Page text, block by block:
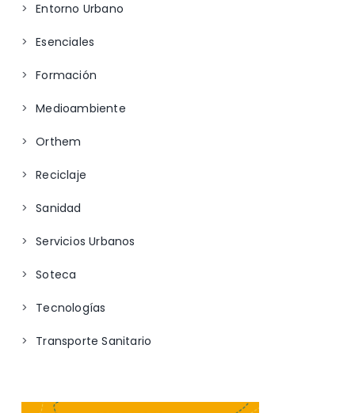
Entorno Urbano
Esenciales
Formación
Medioambiente
Orthem
Reciclaje
Sanidad
Servicios Urbanos
Soteca
Tecnologías
Transporte Sanitario